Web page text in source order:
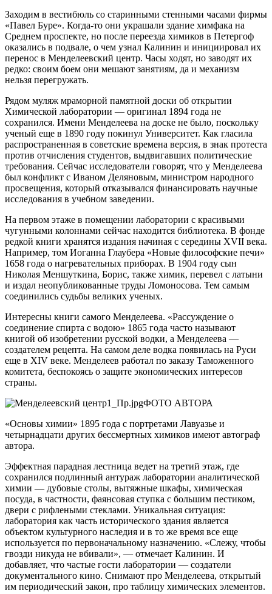
Заходим в вестибюль со старинными стенными часами фирмы
«Павел Буре». Когда‑то они украшали здание химфака на
Среднем проспекте, но после переезда химиков в Петергоф
оказались в подвале, о чем узнал Калинин и инициировал их
перенос в Менделеевский центр. Часы ходят, но заводят их
редко: своим боем они мешают занятиям, да и механизм
нельзя перегружать.
Рядом муляж мраморной памятной доски об открытии
Химической лаборатории — оригинал 1894 года не
сохранился. Имени Менделеева на доске не было, поскольку
ученый еще в 1890 году покинул Университет. Как гласила
распространенная в советские времена версия, в знак протеста
против отчисления студентов, выдвигавших политические
требования. Сейчас исследователи говорят, что у Менделеева
был конфликт с Иваном Деляновым, министром народного
просвещения, который отказывался финансировать научные
исследования в учебном заведении.
На первом этаже в помещении лаборатории с красивыми
чугунными колоннами сейчас находится библиотека. В фонде
редкой книги хранятся издания начиная с середины XVII века.
Например, том Иоганна Глаубера «Новые философские печи»
1658 года о нагревательных приборах. В 1904 году сын
Николая Меншуткина, Борис, также химик, перевел с латыни
и издал неопубликованные труды Ломоносова. Тем самым
соединились судьбы великих ученых.
Интересны книги самого Менделеева. «Рассуждение о
соединение спирта с водою» 1865 года часто называют
книгой об изобретении русской водки, а Менделеева —
создателем рецепта. На самом деле водка появилась на Руси
еще в XIV веке. Менделеев работал по заказу Таможенного
комитета, беспокоясь о защите экономических интересов
страны.
ФОТО АВТОРА
«Основы химии» 1895 года с портретами Лавуазье и
четырнадцати других бессмертных химиков имеют автограф
автора.
Эффектная парадная лестница ведет на третий этаж, где
сохранился подлинный антураж лаборатории аналитической
химии — дубовые столы, вытяжные шкафы, химическая
посуда, в частнос­ти, фаянсовая ступка с большим ­пестиком,
двери с рифлеными стеклами. Уникальная ситуация:
лаборатория как часть исторического здания является
объектом культурного наследия и в то же время все еще
используется по первоначальному назначению. «Слежу, чтобы
гвозди никуда не вбивали», — отмечает Калинин. И
добавляет, что частые гости лаборатории — создатели
документального кино. Снимают про Менделеева, открытый
им периодический закон, про таблицу химических элементов.